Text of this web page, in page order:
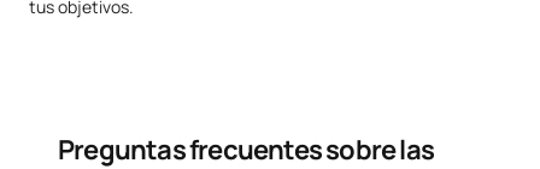
Preguntas frecuentes sobre las
tus objetivos.